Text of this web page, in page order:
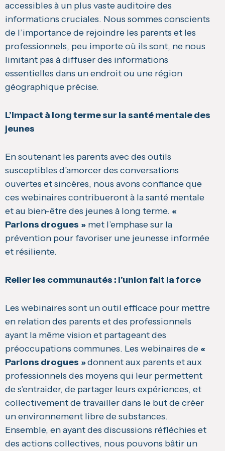
accessibles à un plus vaste auditoire des
informations cruciales. Nous sommes conscients
de l’importance de rejoindre les parents et les
professionnels, peu importe où ils sont, ne nous
limitant pas à diffuser des informations
essentielles dans un endroit ou une région
géographique précise.
L’impact à long terme sur la santé mentale des
jeunes
En soutenant les parents avec des outils
susceptibles d’amorcer des conversations
ouvertes et sincères, nous avons confiance que
ces webinaires contribueront à la santé mentale
et au bien-être des jeunes à long terme. «
Parlons drogues » met l’emphase sur la
prévention pour favoriser une jeunesse informée
et résiliente.
Relier les communautés : l’union fait la force
Les webinaires sont un outil efficace pour mettre
en relation des parents et des professionnels
ayant la même vision et partageant des
préoccupations communes. Les webinaires de «
Parlons drogues »donnent aux parents et aux
professionnels des moyens qui leur permettent
de s’entraider, de partager leurs expériences, et
collectivement de travailler dans le but de créer
un environnement libre de substances.
Ensemble, en ayant des discussions réfléchies et
des actions collectives, nous pouvons bâtir un